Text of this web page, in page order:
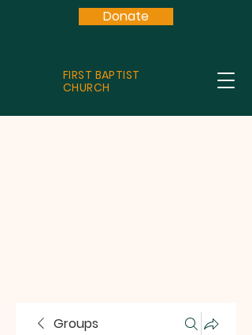
Donate
FIRST BAPTIST
CHURCH
Groups